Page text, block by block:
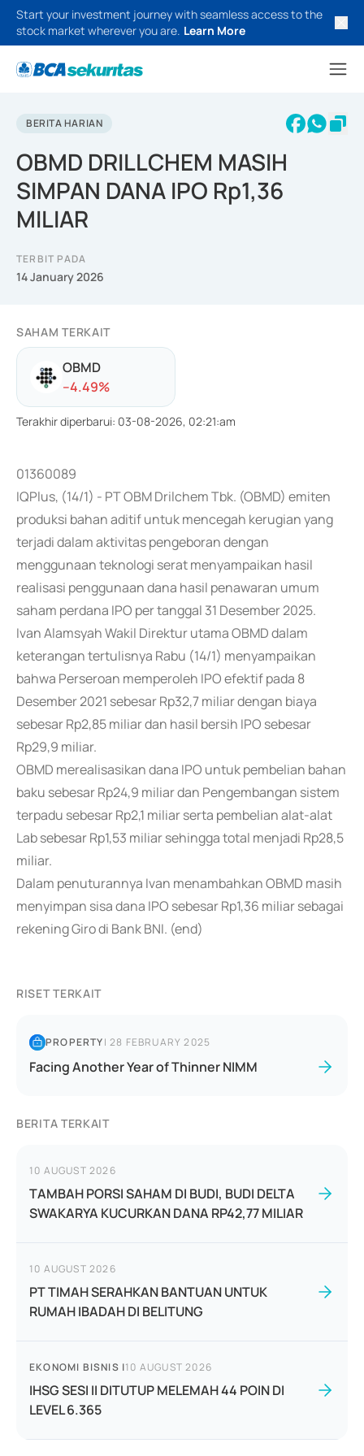
Start your investment journey with seamless access to the
stock market wherever you are. Learn More
BERITA HARIAN
OBMD DRILLCHEM MASIH
SIMPAN DANA IPO Rp1,36
MILIAR
TERBIT PADA
14 January 2026
SAHAM TERKAIT
OBMD
--4.49%
Terakhir diperbarui: 03-08-2026, 02:21:am
01360089
IQPlus, (14/1) - PT OBM Drilchem Tbk. (OBMD) emiten
produksi bahan aditif untuk mencegah kerugian yang
terjadi dalam aktivitas pengeboran dengan
menggunaan teknologi serat menyampaikan hasil
realisasi penggunaan dana hasil penawaran umum
saham perdana IPO per tanggal 31 Desember 2025.
Ivan Alamsyah Wakil Direktur utama OBMD dalam
keterangan tertulisnya Rabu (14/1) menyampaikan
bahwa Perseroan memperoleh IPO efektif pada 8
Desember 2021 sebesar Rp32,7 miliar dengan biaya
sebesar Rp2,85 miliar dan hasil bersih IPO sebesar
Rp29,9 miliar.
OBMD merealisasikan dana IPO untuk pembelian bahan
baku sebesar Rp24,9 miliar dan Pengembangan sistem
terpadu sebesar Rp2,1 miliar serta pembelian alat-alat
Lab sebesar Rp1,53 miliar sehingga total menjadi Rp28,5
miliar.
Dalam penuturannya Ivan menambahkan OBMD masih
menyimpan sisa dana IPO sebesar Rp1,36 miliar sebagai
rekening Giro di Bank BNI. (end)
RISET TERKAIT
PROPERTY|28 FEBRUARY 2025
Facing Another Year of Thinner NIMM
BERITA TERKAIT
10 AUGUST 2026
TAMBAH PORSI SAHAM DI BUDI, BUDI DELTA
SWAKARYA KUCURKAN DANA RP42,77 MILIAR
10 AUGUST 2026
PT TIMAH SERAHKAN BANTUAN UNTUK
RUMAH IBADAH DI BELITUNG
EKONOMI BISNIS |10 AUGUST 2026
IHSG SESI II DITUTUP MELEMAH 44 POIN DI
LEVEL 6.365